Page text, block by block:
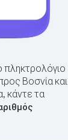
πληκτρολόγιο
Βοσνία και
κάντε τα